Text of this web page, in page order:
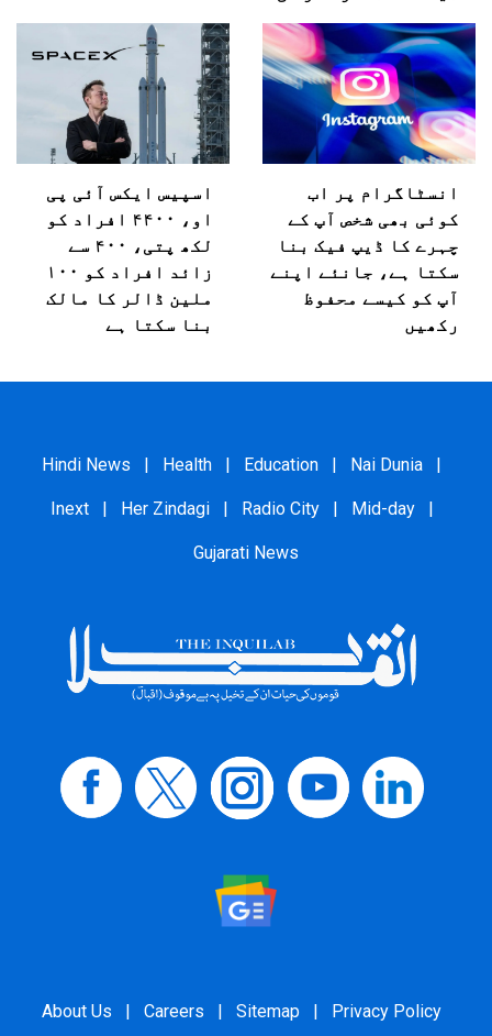
انسٹاگرام پر اب
کوئی بھی شخص آپ کے
چہرے کا ڈیپ فیک بنا
سکتا ہے، جانئے اپنے
آپ کو کیسے محفوظ
رکھیں
اسپیس ایکس آئی پی
او، ۴۴۰۰ افراد کو
لکھ پتی، ۴۰۰ سے
زائد افراد کو ۱۰۰
ملین ڈالر کا مالک
بنا سکتا ہے
Hindi News | Health | Education | Nai Dunia |
Inext | Her Zindagi | Radio City | Mid-day |
Gujarati News
About Us | Careers | Sitemap | Privacy Policy